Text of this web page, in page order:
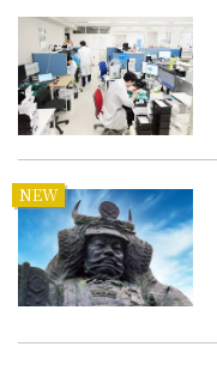
NEW